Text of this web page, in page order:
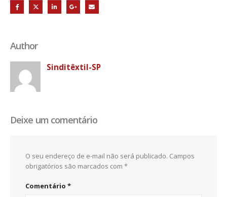
Author
Sinditêxtil-SP
Deixe um comentário
O seu endereço de e-mail não será publicado. Campos
obrigatórios são marcados com *
Comentário *